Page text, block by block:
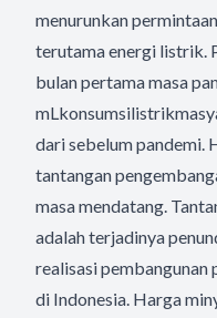
menurunkan
terutama energi listrik.
bulan pertama masa
dari sebelum pandemi.
tantangan
masa mendatang.
adalah terjadinya
realisasi
di Indonesia. Harga